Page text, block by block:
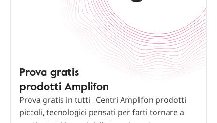
Prova gratis
prodotti Amplifon
Prova gratis in tutti i Centri Amplifon prodotti
piccoli, tecnologici pensati per farti tornare a